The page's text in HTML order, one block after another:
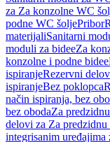
za Za konzolne WC
podne WC šoljePribor
materijaliSanitarni
moduli za bideeZa
konzolne i podne bidee
ispiranjeRezervni
ispiranjeBez poklopca
način ispiranja, bez
bez obodaZa
delovi za Za
integrisanim uređajima